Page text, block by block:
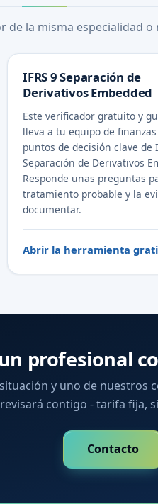
de la misma especialidad
IFRS 9 Separación de
Derivativos Embedded
Este verificador gratuito y
lleva a tu equipo de
puntos de decisión clave de
Separación de Derivativos
Responde unas preguntas
tratamiento probable y la
documentar.
Abrir la herramienta
profesional
y uno de nuestros
revisará contigo - tarifa fija,
Contacto